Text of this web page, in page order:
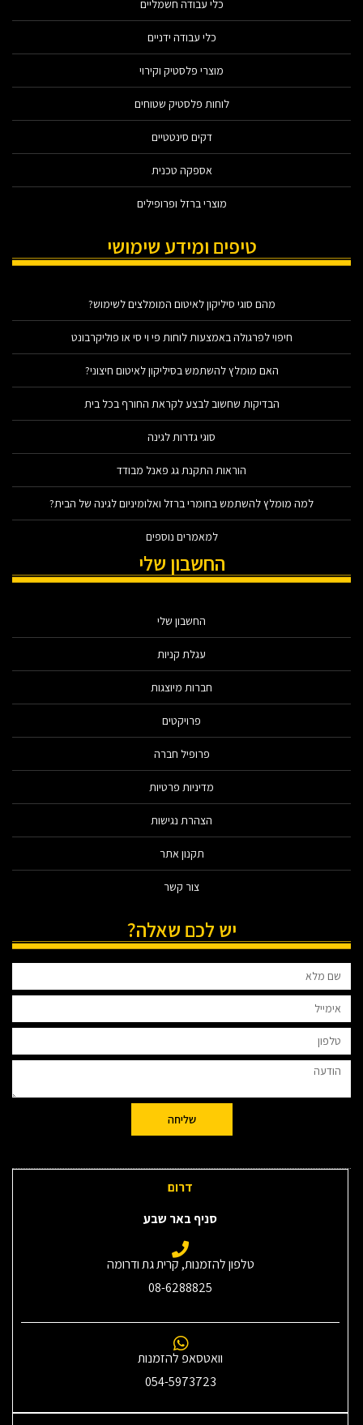
כלי עבודה חשמליים
כלי עבודה ידניים
מוצרי פלסטיק וקירוי
לוחות פלסטיק שטוחים
דקים סינטטיים
אספקה טכנית
מוצרי ברזל ופרופילים
טיפים ומידע שימושי
מהם סוגי סיליקון לאיטום המומלצים לשימוש?
חיפוי לפרגולה באמצעות לוחות פי וי סי או פוליקרבונט
האם מומלץ להשתמש בסיליקון לאיטום חיצוני?
הבדיקות שחשוב לבצע לקראת החורף בכל בית
סוגי גדרות לגינה
הוראות התקנת גג פאנל מבודד
למה מומלץ להשתמש בחומרי ברזל ואלומיניום לגינה של הבית?
למאמרים נוספים
החשבון שלי
החשבון שלי
עגלת קניות
חברות מיוצגות
פרויקטים
פרופיל חברה
מדיניות פרטיות
הצהרת נגישות
תקנון אתר
צור קשר
יש לכם שאלה?
שליחה
דרום
סניף באר שבע
טלפון להזמנות, קרית גת ודרומה
08-6288825
וואטסאפ להזמנות
054-5973723